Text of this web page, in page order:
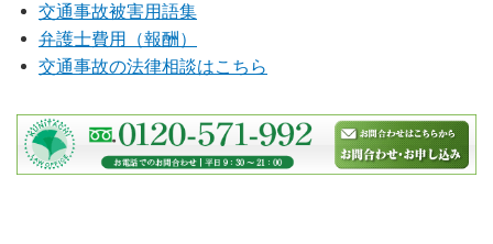
交通事故被害用語集
弁護士費用（報酬）
交通事故の法律相談はこちら